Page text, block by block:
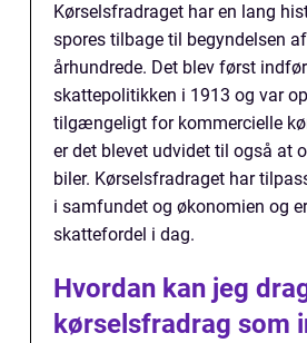
Kørselsfradraget har en lang
spores tilbage til begyndelsen
århundrede. Det blev først
skattepolitikken i 1913 og var
tilgængeligt for kommercielle
er det blevet udvidet til også at
biler. Kørselsfradraget har
i samfundet og økonomien og
skattefordel i dag.
Hvordan kan jeg
kørselsfradrag som